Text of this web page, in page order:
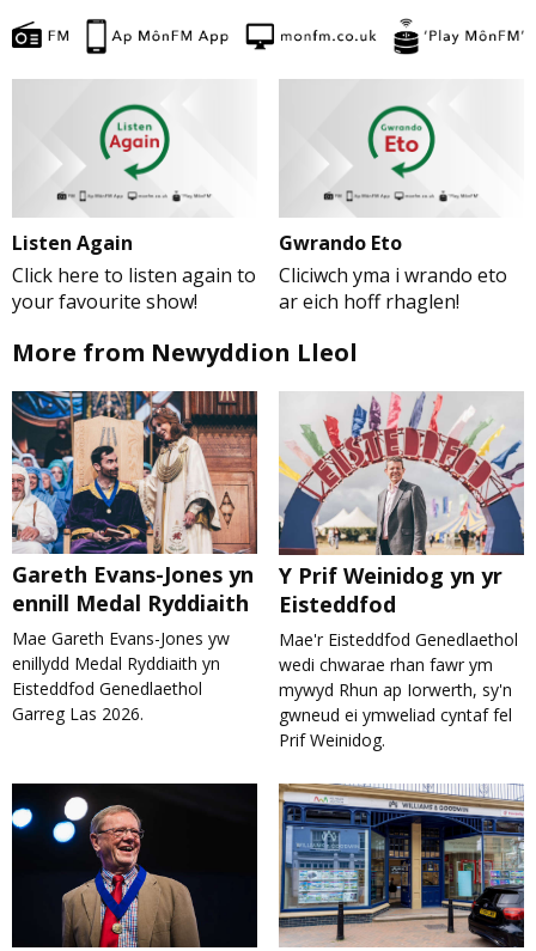
Listen Again
Click here to listen again to
your favourite show!
Gwrando Eto
Cliciwch yma i wrando eto
ar eich hoff rhaglen!
More from Newyddion Lleol
Gareth Evans-Jones yn
ennill Medal Ryddiaith
Mae Gareth Evans-Jones yw
enillydd Medal Ryddiaith yn
Eisteddfod Genedlaethol
Garreg Las 2026.
Y Prif Weinidog yn yr
Eisteddfod
Mae'r Eisteddfod Genedlaethol
wedi chwarae rhan fawr ym
mywyd Rhun ap Iorwerth, sy'n
gwneud ei ymweliad cyntaf fel
Prif Weinidog.